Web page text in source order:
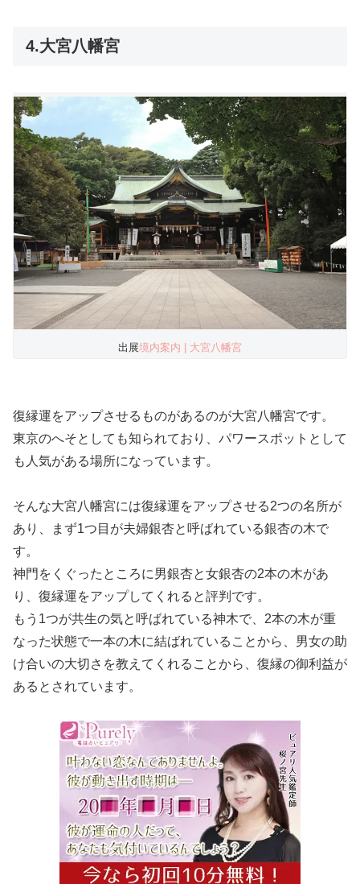
4.大宮八幡宮
出展境内案内 | 大宮八幡宮
復縁運をアップさせるものがあるのが大宮八幡宮です。
東京のへそとしても知られており、パワースポットとして
も人気がある場所になっています。
そんな大宮八幡宮には復縁運をアップさせる2つの名所が
あり、まず1つ目が夫婦銀杏と呼ばれている銀杏の木で
す。
神門をくぐったところに男銀杏と女銀杏の2本の木があ
り、復縁運をアップしてくれると評判です。
もう1つが共生の気と呼ばれている神木で、2本の木が重
なった状態で一本の木に結ばれていることから、男女の助
け合いの大切さを教えてくれることから、復縁の御利益が
あるとされています。